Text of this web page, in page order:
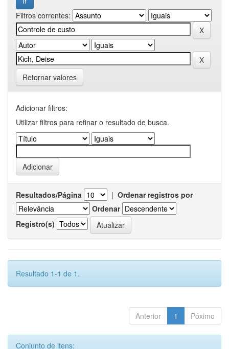
Filtros correntes:
Retornar valores
Adicionar filtros:
Utilizar filtros para refinar o resultado de busca.
Resultados/Página | Ordenar registros por
Ordenar
Registro(s)
Resultado 1-1 de 1.
Anterior 1 Póximo
Conjunto de itens: